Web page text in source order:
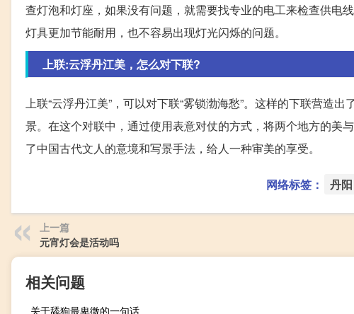
查灯泡和灯座，如果没有问题，就需要找专业的电工来检查供电
灯具更加节能耐用，也不容易出现灯光闪烁的问题。
上联:云浮丹江美，怎么对下联?
上联“云浮丹江美”，可以对下联“雾锁渤海愁”。这样的下联营造
景。在这个对联中，通过使用表意对仗的方式，将两个地方的美
了中国古代文人的意境和写景手法，给人一种审美的享受。
网络标签： 丹阳
上一篇
元宵灯会是活动吗
相关问题
关于舔狗最卑微的一句话